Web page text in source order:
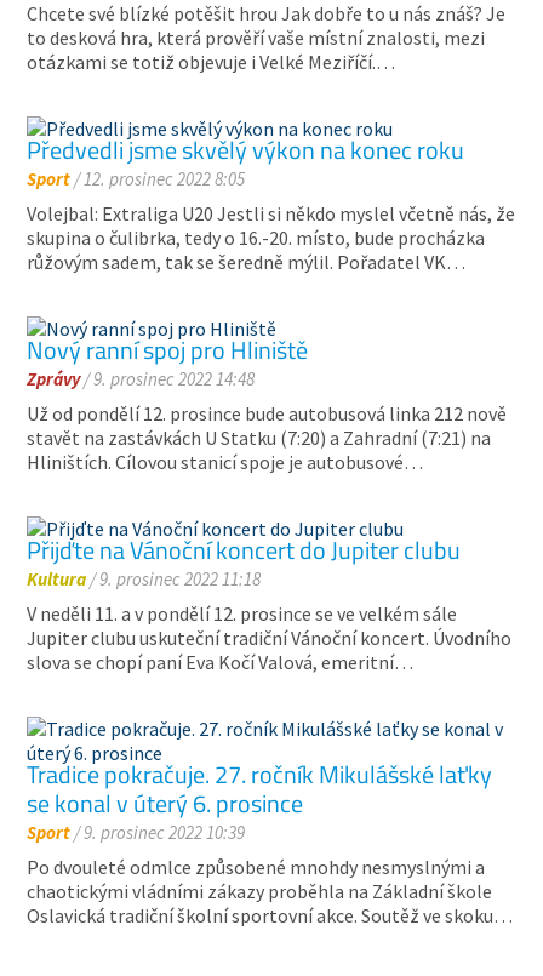
Chcete své blízké potěšit hrou Jak dobře to u nás znáš? Je
to desková hra, která prověří vaše místní znalosti, mezi
otázkami se totiž objevuje i Velké Meziříčí.…
Předvedli jsme skvělý výkon na konec roku
Sport/ 12. prosinec 2022 8:05
Volejbal: Extraliga U20 Jestli si někdo myslel včetně nás, že
skupina o čulibrka, tedy o 16.-20. místo, bude procházka
růžovým sadem, tak se šeredně mýlil. Pořadatel VK…
Nový ranní spoj pro Hliniště
Zprávy/ 9. prosinec 2022 14:48
Už od pondělí 12. prosince bude autobusová linka 212 nově
stavět na zastávkách U Statku (7:20) a Zahradní (7:21) na
Hliništích. Cílovou stanicí spoje je autobusové…
Přijďte na Vánoční koncert do Jupiter clubu
Kultura/ 9. prosinec 2022 11:18
V neděli 11. a v pondělí 12. prosince se ve velkém sále
Jupiter clubu uskuteční tradiční Vánoční koncert. Úvodního
slova se chopí paní Eva Kočí Valová, emeritní…
Tradice pokračuje. 27. ročník Mikulášské laťky
se konal v úterý 6. prosince
Sport/ 9. prosinec 2022 10:39
Po dvouleté odmlce způsobené mnohdy nesmyslnými a
chaotickými vládními zákazy proběhla na Základní škole
Oslavická tradiční školní sportovní akce. Soutěž ve skoku…